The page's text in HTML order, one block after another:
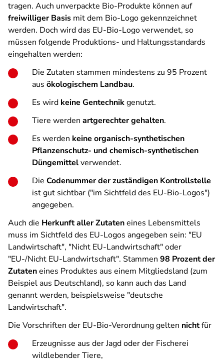
tragen. Auch unverpackte Bio-Produkte können auf
freiwilliger Basis mit dem Bio-Logo gekennzeichnet
werden. Doch wird das EU-Bio-Logo verwendet, so
müssen folgende Produktions- und Haltungsstandards
eingehalten werden:
Die Zutaten stammen mindestens zu 95 Prozent
aus ökologischem Landbau.
Es wird keine Gentechnikgenutzt.
Tiere werden artgerechter gehalten.
Es werden keine organisch-synthetischen
Pflanzenschutz- und chemisch-synthetischen
Düngemittelverwendet.
Die Codenummer der zuständigen Kontrollstelle
ist gut sichtbar ("im Sichtfeld des EU-Bio-Logos")
angegeben.
Auch die Herkunft aller Zutateneines Lebensmittels
muss im Sichtfeld des EU-Logos angegeben sein: "EU
Landwirtschaft", "Nicht EU-Landwirtschaft" oder
"EU-/Nicht EU-Landwirtschaft". Stammen 98 Prozent der
Zutateneines Produktes aus einem Mitgliedsland (zum
Beispiel aus Deutschland), so kann auch das Land
genannt werden, beispielsweise "deutsche
Landwirtschaft".
Die Vorschriften der EU-Bio-Verordnung gelten nichtfür
Erzeugnisse aus der Jagd oder der Fischerei
wildlebender Tiere,